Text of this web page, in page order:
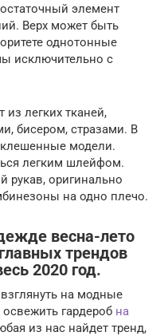
элемент
Верх может быть
однотонные
исключительно с
легких тканей,
бисером, стразами. В
модели.
легким шлейфом.
рукав, оригинально
на одно плечо.
весна-лето
трендов
2020 год.
на модные
гардероб на
из нас найдет тренд,